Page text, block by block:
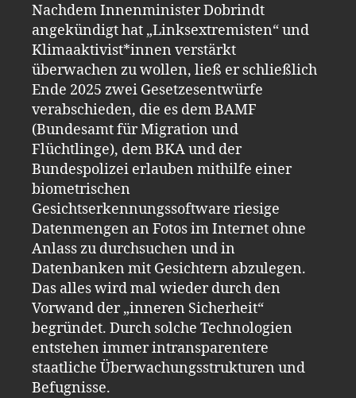
Nachdem Innenminister Dobrindt
angekündigt hat „Linksextremisten“ und
Klimaaktivist*innen verstärkt
überwachen zu wollen, ließ er schließlich
Ende 2025 zwei Gesetzesentwürfe
verabschieden, die es dem BAMF
(Bundesamt für Migration und
Flüchtlinge), dem BKA und der
Bundespolizei erlauben mithilfe einer
biometrischen
Gesichtserkennungssoftware riesige
Datenmengen an Fotos im Internet ohne
Anlass zu durchsuchen und in
Datenbanken mit Gesichtern abzulegen.
Das alles wird mal wieder durch den
Vorwand der „inneren Sicherheit“
begründet. Durch solche Technologien
entstehen immer intransparentere
staatliche Überwachungsstrukturen und
Befugnisse.